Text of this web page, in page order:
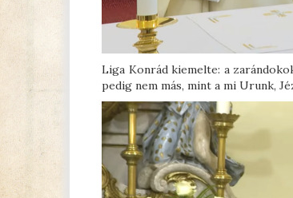
Liga Konrád kiemelte: a
pedig nem más, mint a mi Urunk,